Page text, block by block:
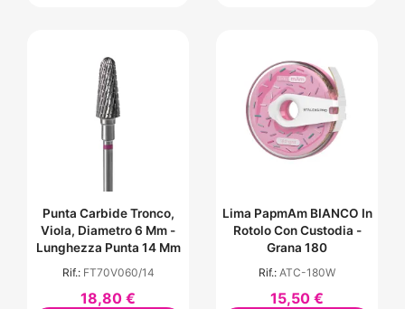
Punta Carbide Tronco,
Viola, Diametro 6 Mm -
Lunghezza Punta 14 Mm
Rif.: FT70V060/14
18,80 €
Lima PapmAm BIANCO In
Rotolo Con Custodia -
Grana 180
Rif.: ATC-180W
15,50 €